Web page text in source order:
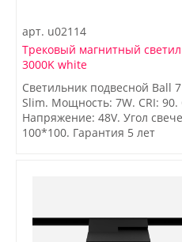
арт. u02114
Трековый магнитный
3000K white
Светильник подвесной Ball
Slim. Мощность: 7W. CRI:
Напряжение: 48V. Угол
100*100. Гарантия 5 лет